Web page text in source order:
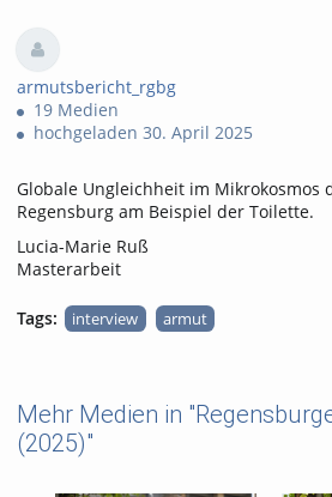
armutsbericht_rgbg
19 Medien
hochgeladen 30. April 2025
Globale Ungleichheit im Mikrokosmos
Regensburg am Beispiel der Toilette.
Lucia-Marie Ruß
Masterarbeit
Tags: interview armut
Mehr Medien in
(2025)"